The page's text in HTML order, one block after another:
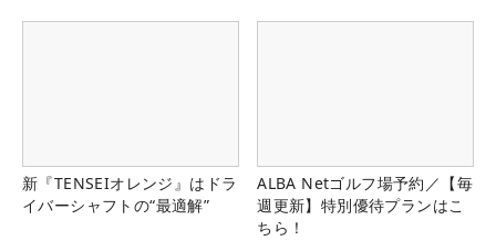
新『TENSEIオレンジ』はドラ
イバーシャフトの“最適解”
ALBA Netゴルフ場予約／【毎
週更新】特別優待プランはこ
ちら！